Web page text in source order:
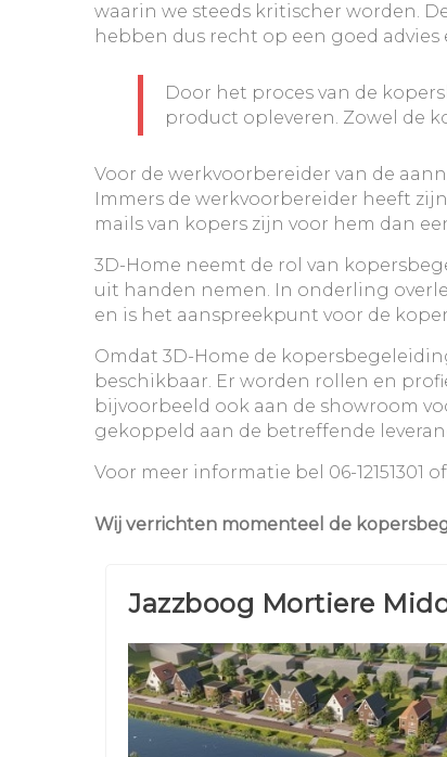
waarin we steeds kritischer worden.
hebben dus recht op een goed
Door het proces van de
product opleveren. Zowel de
Voor de werkvoorbereider van de
Immers de werkvoorbereider heeft
mails van kopers zijn voor hem dan
3D-Home neemt de rol van
uit handen nemen. In onderling
en is het aanspreekpunt voor de
Omdat 3D-Home de
beschikbaar. Er worden rollen en
bijvoorbeeld ook aan de showroom
gekoppeld aan de betreffende
Voor meer informatie bel 06-12151301
Wij verrichten momenteel de
Jazzboog Mortiere